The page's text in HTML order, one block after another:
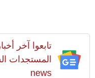
تابعوا آخر
news